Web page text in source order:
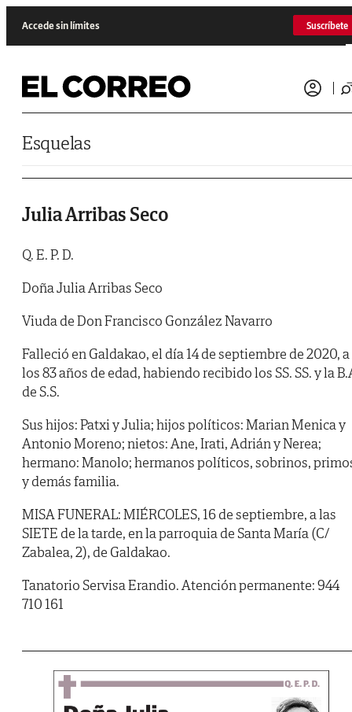
Accede sin límites Suscríbete
Esquelas
Julia Arribas Seco
Q. E. P. D.
Doña Julia Arribas Seco
Viuda de Don Francisco González Navarro
Falleció en Galdakao, el día 14 de septiembre de 2020, a
los 83 años de edad, habiendo recibido los SS. SS. y la
de S.S.
Sus hijos: Patxi y Julia; hijos políticos: Marian Menica y
Antonio Moreno; nietos: Ane, Irati, Adrián y Nerea;
hermano: Manolo; hermanos políticos, sobrinos,
y demás familia.
MISA FUNERAL: MIÉRCOLES, 16 de septiembre, a las
SIETE de la tarde, en la parroquia de Santa María (C/
Zabalea, 2), de Galdakao.
Tanatorio Servisa Erandio. Atención permanente: 944
710 161